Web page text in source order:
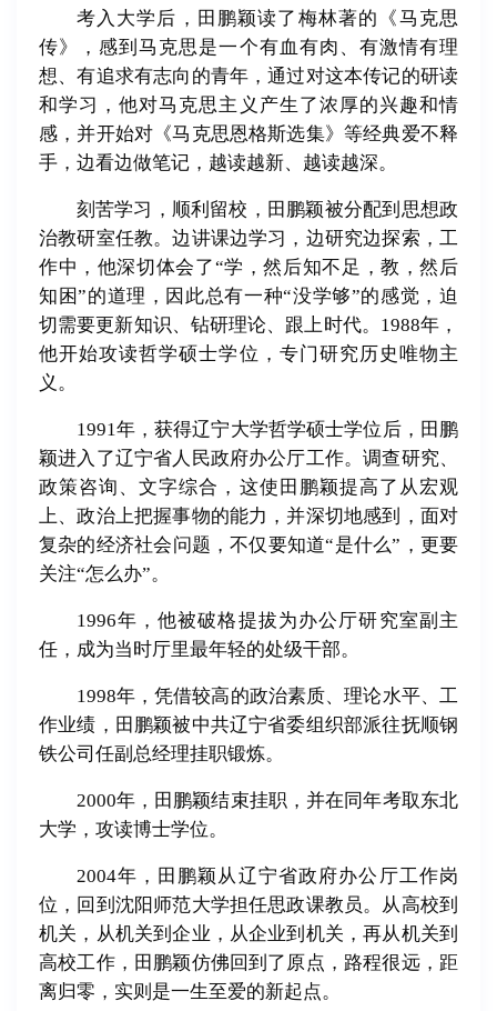
考入大学后，田鹏颖读了梅林著的《马克思
传》，感到马克思是一个有血有肉、有激情有理
想、有追求有志向的青年，通过对这本传记的研读
和学习，他对马克思主义产生了浓厚的兴趣和情
感，并开始对《马克思恩格斯选集》等经典爱不释
手，边看边做笔记，越读越新、越读越深。
刻苦学习，顺利留校，田鹏颖被分配到思想政
治教研室任教。边讲课边学习，边研究边探索，工
作中，他深切体会了“学，然后知不足，教，然后
知困”的道理，因此总有一种“没学够”的感觉，迫
切需要更新知识、钻研理论、跟上时代。1988年，
他开始攻读哲学硕士学位，专门研究历史唯物主
义。
1991年，获得辽宁大学哲学硕士学位后，田鹏
颖进入了辽宁省人民政府办公厅工作。调查研究、
政策咨询、文字综合，这使田鹏颖提高了从宏观
上、政治上把握事物的能力，并深切地感到，面对
复杂的经济社会问题，不仅要知道“是什么”，更要
关注“怎么办”。
1996年，他被破格提拔为办公厅研究室副主
任，成为当时厅里最年轻的处级干部。
1998年，凭借较高的政治素质、理论水平、工
作业绩，田鹏颖被中共辽宁省委组织部派往抚顺钢
铁公司任副总经理挂职锻炼。
2000年，田鹏颖结束挂职，并在同年考取东北
大学，攻读博士学位。
2004年，田鹏颖从辽宁省政府办公厅工作岗
位，回到沈阳师范大学担任思政课教员。从高校到
机关，从机关到企业，从企业到机关，再从机关到
高校工作，田鹏颖仿佛回到了原点，路程很远，距
离归零，实则是一生至爱的新起点。